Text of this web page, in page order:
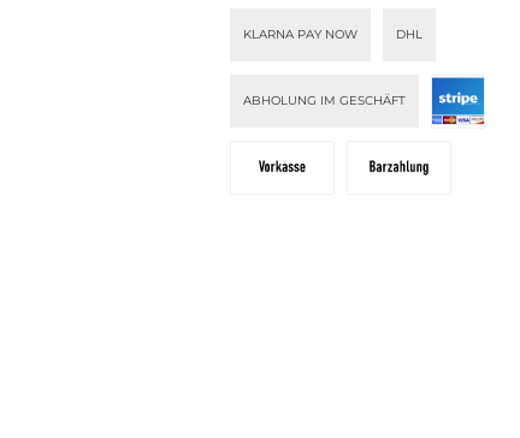
KLARNA PAY NOW DHL
ABHOLUNG IM GESCHÄFT